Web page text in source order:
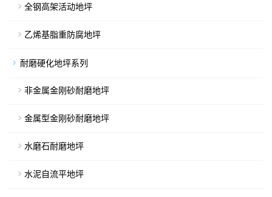
全钢高架活动地坪
乙烯基脂重防腐地坪
耐磨硬化地坪系列
非金属金刚砂耐磨地坪
金属型金刚砂耐磨地坪
水磨石耐磨地坪
水泥自流平地坪